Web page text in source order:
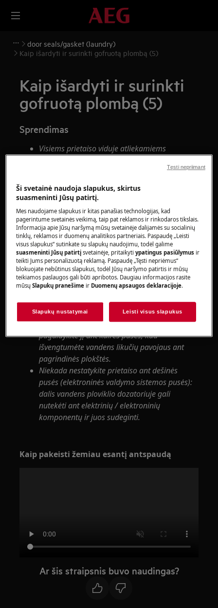
door seals/gasket (laundry)
Kaip išardyti ir surinkti gofruotą plombą (5)
Kaip išardyti ir surinkti
gofruotą plombą (5)
Sprendimas
Visiems prietaiso viduje atliekamiems
juos gali atlikti tik kvalifikuoti ir įgalioti
techninės priežiūros inžinieriai
Šioje platformoje nėra įjungimo / išjungimo
jungiklio.
Prieš prisijungdami prie vidinių komponentų,
ištraukite kištuką iš lizdo, kad atjungtumėte
maitinimą.
Kai kurie mechaninės dalies komponentai gali
sužeisti, todėl dėvėkite tinkamą apsaugą ir
elkitės atsargiai.
Prieš padėdami ant šono, visada ištuštinkite
visą vandenį.
Jei prietaisą reikia pastatyti ant šono dėl
techninės priežiūros ar kitų priežasčių,
paguldykite jį ant kairės pusės, kad
išvengtumėte vandens likučių pavojaus ant
pagrindinės plokštės.
Niekada nestatykite prietaiso ant dešinės
pusės (elektroninės valdymo sistemos pusės):
dalis vandens ploviklio dozatoriuje gali
nutekėti ant elektrinių / elektroninių
komponentų ir juos sudeginti.
Kaip pakeisti žemiau esantį antspaudą
Ar šis straipsnis buvo naudingas?
Ši svetainė naudoja slapukus, skirtus
suasmeninti Jūsų patirtį.
Mes naudojame slapukus ir kitas panašias technologijas, kad
pagerintume svetainės veikimą, taip pat reklamos ir rinkodaros tikslais.
Informacija apie Jūsų naršymą mūsų svetainėje dalijamės su socialinių
tinklų, reklamos ir duomenų analitikos partneriais. Paspaudę „Leisti
visus slapukus“ sutinkate su slapukų naudojimu, todėl galime
suasmeninti Jūsų patirtįsvetainėje, pritaikytiypatingus pasiūlymus ir
teikti Jums personalizuotą reklamą. Paspaudę „Tęsti nepriėmus“
blokuojate nebūtinus slapukus, todėl Jūsų naršymo patirtis ir mūsų
teikiamos paslaugos gali būti apribotos. Daugiau informacijos rasite
mūsųSlapukų pranešime ir Duomenų apsaugos deklaracijoje.
Slapukų nustatymai Leisti visus slapukus
Tęsti nepriimant